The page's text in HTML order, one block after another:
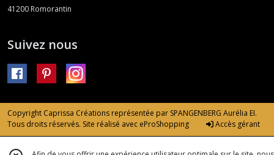
41200 Romorantin
Suivez nous
Copyright Caprissa Créations représentée par SPANGENBERG Aurélia EI.
Tous droits réservés. Site réalisé avec eProShopping Accès gérant